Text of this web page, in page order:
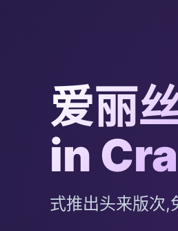
爱丽
in
式推出头来版次,